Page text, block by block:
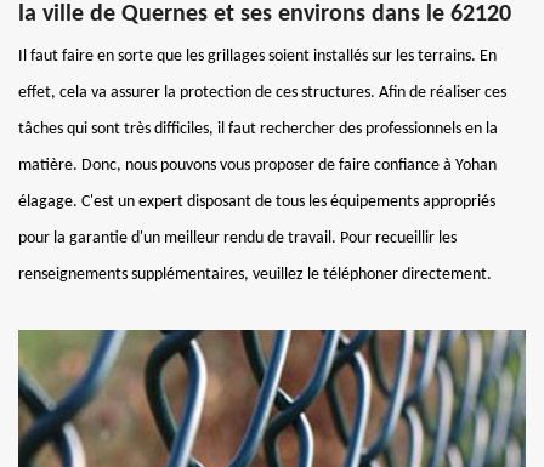
la ville de Quernes et ses environs dans le 62120
Il faut faire en sorte que les grillages soient installés sur les terrains. En
effet, cela va assurer la protection de ces structures. Afin de réaliser ces
tâches qui sont très difficiles, il faut rechercher des professionnels en la
matière. Donc, nous pouvons vous proposer de faire confiance à Yohan
élagage. C'est un expert disposant de tous les équipements appropriés
pour la garantie d'un meilleur rendu de travail. Pour recueillir les
renseignements supplémentaires, veuillez le téléphoner directement.